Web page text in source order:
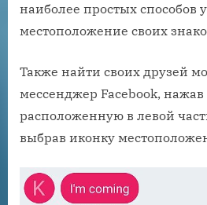
наиболее простых способов
местоположение своих
Также найти своих друзей
мессенджер Facebook, нажав
расположенную в левой
выбрав иконку